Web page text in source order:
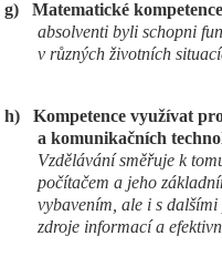
g) Matematické
absolventi byli schopni
v různých životních
h)
Kompetence využívat
a komunikačních
Vzdělávání směřuje k
počítačem a jeho
vybavením, ale i s
zdroje informací a